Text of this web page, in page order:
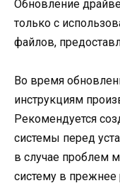
Обновление
только с
файлов,
Во время
инструкциям
Рекомендуется
системы перед
в случае проблем
систему в прежнее